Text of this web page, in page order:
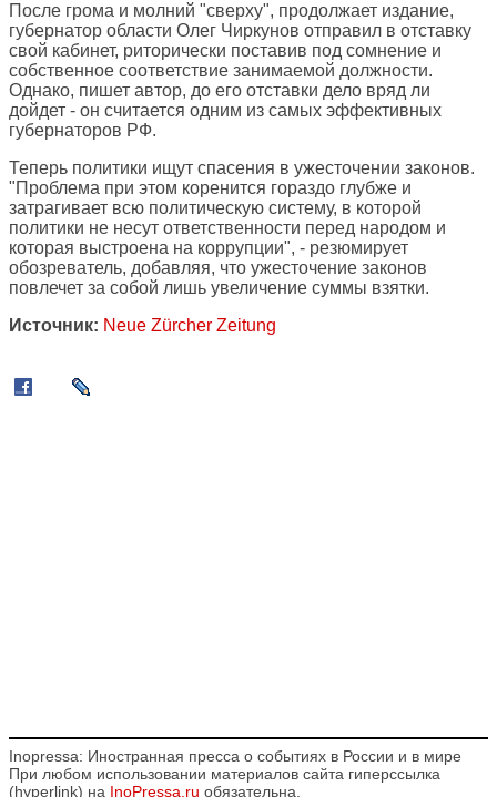
После грома и молний "сверху", продолжает издание,
губернатор области Олег Чиркунов отправил в отставку
свой кабинет, риторически поставив под сомнение и
собственное соответствие занимаемой должности.
Однако, пишет автор, до его отставки дело вряд ли
дойдет - он считается одним из самых эффективных
губернаторов РФ.
Теперь политики ищут спасения в ужесточении законов.
"Проблема при этом коренится гораздо глубже и
затрагивает всю политическую систему, в которой
политики не несут ответственности перед народом и
которая выстроена на коррупции", - резюмирует
обозреватель, добавляя, что ужесточение законов
повлечет за собой лишь увеличение суммы взятки.
Источник: Neue Zürcher Zeitung
Inopressa: Иностранная пресса о событиях в России и в мире
При любом использовании материалов сайта гиперссылка
(hyperlink) на InoPressa.ru обязательна.